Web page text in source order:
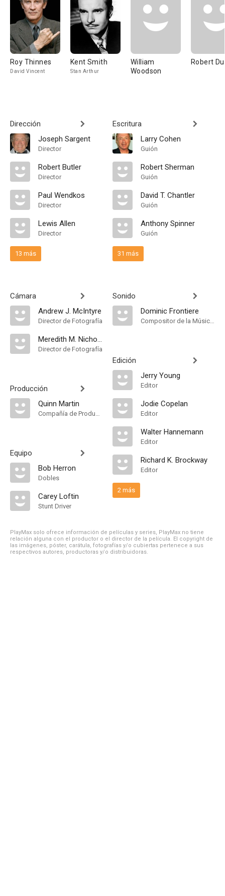
Roy Thinnes
David Vincent
Kent Smith
Stan Arthur
William
Woodson
Robert
Dirección
Joseph Sargent
Director
Robert Butler
Director
Paul Wendkos
Director
Lewis Allen
Director
13 más
Cámara
Andrew J. McIntyre
Director de Fotografía
Meredith M. Nicholson
Director de Fotografía
Producción
Quinn Martin
Compañía de Produccion
Equipo
Bob Herron
Dobles
Carey Loftin
Stunt Driver
Escritura
Larry Cohen
Guión
Robert Sherman
Guión
David T. Chantler
Guión
Anthony Spinner
Guión
31 más
Sonido
Dominic Frontiere
Compositor de la Música Original
Edición
Jerry Young
Editor
Jodie Copelan
Editor
Walter Hannemann
Editor
Richard K. Brockway
Editor
2 más
PlayMax solo ofrece información de películas y series, PlayMax no tiene
relación alguna con el productor o el director de la película. El copyright de
las imágenes, póster, carátula, fotografías y/o cubiertas pertenece a sus
respectivos autores, productoras y/o distribuidoras.